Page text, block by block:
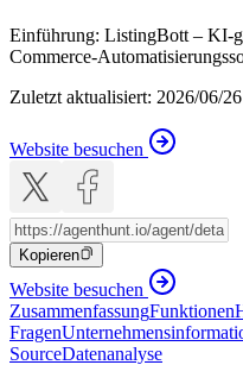
Einführung: ListingBott – KI-
Commerce-
Zuletzt aktualisiert: 2026/06/26
Website besuchen
Kopieren
Website besuchen
ZusammenfassungFunktionen
Fragen
SourceDatenanalyse